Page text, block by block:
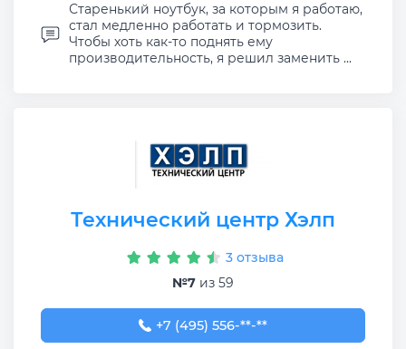
Старенький ноутбук, за которым я работаю,
стал медленно работать и тормозить.
Чтобы хоть как-то поднять ему
производительность, я решил заменить ...
Технический центр Хэлп
3 отзыва
№7 из 59
+7 (495) 556-28-04
+7 (495) 556-**-**